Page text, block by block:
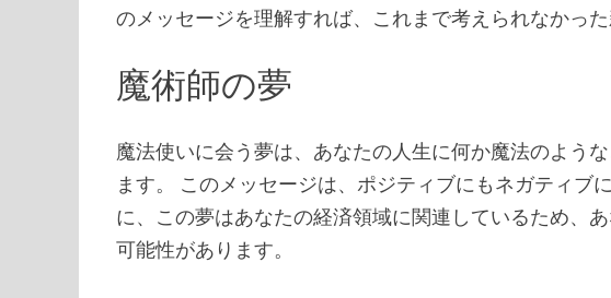
のメッセージを理解すれば、これまで考えられなかっ
魔術師の夢
魔法使いに会う夢は、あなたの人生に何か魔法のよう
ます。 このメッセージは、ポジティブにもネガティブ
に、この夢はあなたの経済領域に関連しているため、
可能性があります。